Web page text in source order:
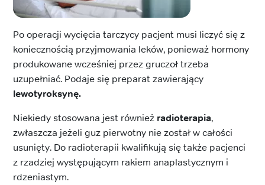
Po operacji wycięcia tarczycy pacjent musi liczyć się z
koniecznością przyjmowania leków, ponieważ hormony
produkowane wcześniej przez gruczoł trzeba
uzupełniać. Podaje się preparat zawierający
lewotyroksynę.
Niekiedy stosowana jest również radioterapia,
zwłaszcza jeżeli guz pierwotny nie został w całości
usunięty. Do radioterapii kwalifikują się także pacjenci
z rzadziej występującym rakiem anaplastycznym i
rdzeniastym.